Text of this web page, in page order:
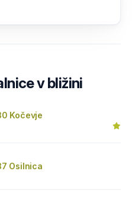
v bližini
Kočevje
Osilnica